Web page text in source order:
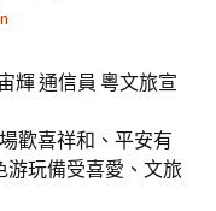
輝 通信員 粵文旅宣
歡喜祥和、平安有
游玩備受喜愛、文旅